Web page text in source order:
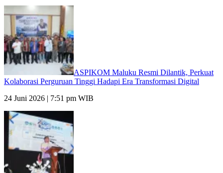
ASPIKOM Maluku Resmi Dilantik, Perkuat
Kolaborasi Perguruan Tinggi Hadapi Era Transformasi Digital
24 Juni 2026 | 7:51 pm WIB